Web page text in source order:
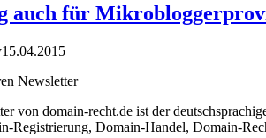
auch für
15.04.2015
Newsletter
von domain-recht.de ist der
Registrierung, Domain-Handel, Domain-